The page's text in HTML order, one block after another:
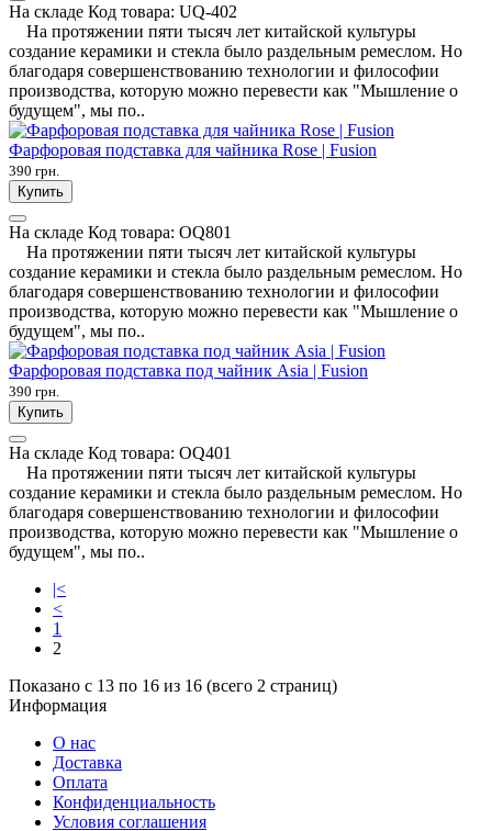
На складе Код товара: UQ-402
На протяжении пяти тысяч лет китайской культуры
создание керамики и стекла было раздельным ремеслом. Но
благодаря совершенствованию технологии и философии
производства, которую можно перевести как "Мышление о
будущем", мы по..
Фарфоровая подставка для чайника Rose | Fusion
390 грн.
Купить
На складе Код товара: OQ801
На протяжении пяти тысяч лет китайской культуры
создание керамики и стекла было раздельным ремеслом. Но
благодаря совершенствованию технологии и философии
производства, которую можно перевести как "Мышление о
будущем", мы по..
Фарфоровая подставка под чайник Asia | Fusion
390 грн.
Купить
На складе Код товара: OQ401
На протяжении пяти тысяч лет китайской культуры
создание керамики и стекла было раздельным ремеслом. Но
благодаря совершенствованию технологии и философии
производства, которую можно перевести как "Мышление о
будущем", мы по..
|<
<
1
2
Показано с 13 по 16 из 16 (всего 2 страниц)
Информация
О нас
Доставка
Оплата
Конфиденциальность
Условия соглашения